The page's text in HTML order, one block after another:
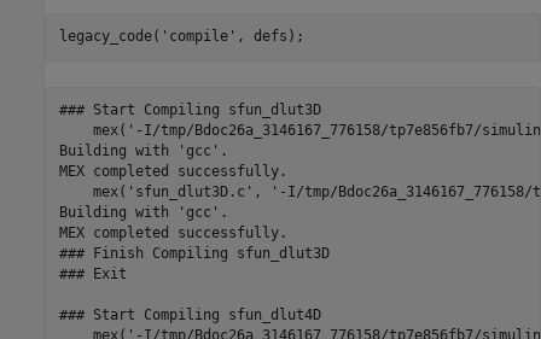
legacy_code( 'compile'
### Start Compiling sfun_dlut3D
mex('-I/tmp/Bdoc26a_3146167_776158/tp7e856fb7/
Building with 'gcc'.
MEX completed successfully.
mex('sfun_dlut3D.c', '-I/tmp/
Building with 'gcc'.
MEX completed successfully.
### Finish Compiling sfun_dlut3D
### Exit
### Start Compiling sfun_dlut4D